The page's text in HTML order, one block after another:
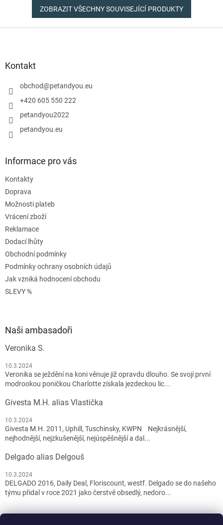
ZOBRAZIT VŠECHNY SOUVISEJÍCÍ PRODUKTY
Kontakt
obchod@petandyou.eu
+420 605 550 222
petandyou2022
petandyou.eu
Informace pro vás
Kontakty
Doprava
Možnosti plateb
Vrácení zboží
Reklamace
Dodací lhůty
Obchodní podmínky
Podmínky ochrany osobních údajů
Jak vzniká hodnocení obchodu
SLEVY %
Naši ambasadoři
Veronika S.
10.3.2024
Veronika se ježdění na koni věnuje již opravdu dlouho. Se svojí první
modrookou poničkou Charlotte získala jezdeckou lic...
Givesta M.H. alias Vlastička
10.3.2024
Givesta M.H. 2011, Uphill, Tuschinsky, KWPN Nejkrásnější,
nejhodnější, nejzkušenější, nejúspěšnější a dal...
Delgado alias Delgouš
10.3.2024
DELGADO 2016, Daily Deal, Floriscount, westf. Delgado se do našeho
týmu přidal v roce 2021 jako čerstvě obsedlý, nedoro...